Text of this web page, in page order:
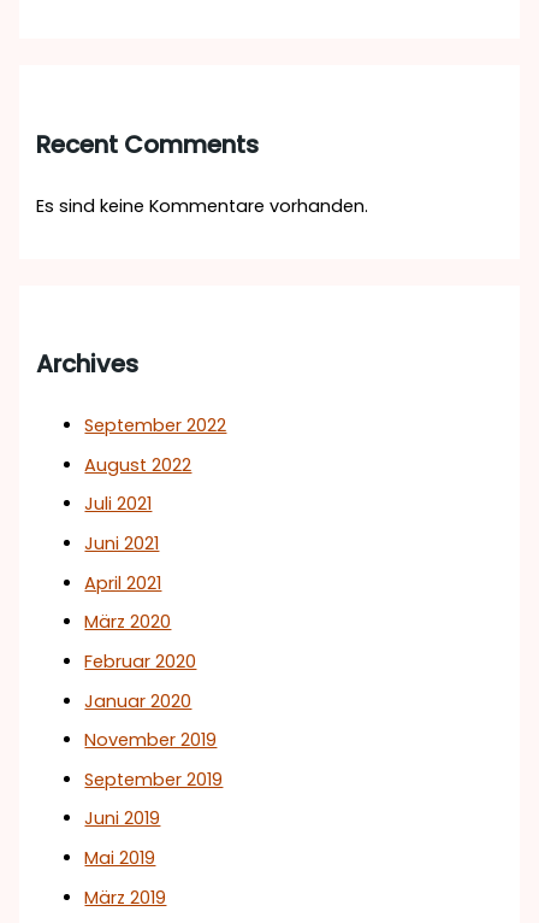
Recent Comments
Es sind keine Kommentare vorhanden.
Archives
September 2022
August 2022
Juli 2021
Juni 2021
April 2021
März 2020
Februar 2020
Januar 2020
November 2019
September 2019
Juni 2019
Mai 2019
März 2019